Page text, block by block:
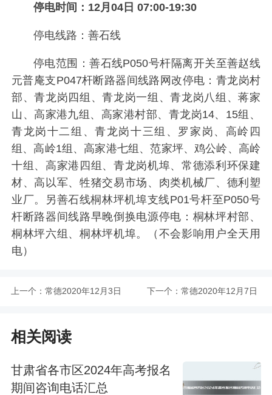
停电时间：12月04日 07:00-19:30
停电线路：善石线
停电范围：善石线P050号杆隔离开关至善赵线
元普庵支P047杆断路器间线路网改停电：青龙岗村
部、青龙岗四组、青龙岗一组、青龙岗八组、蒋家
山、高家港九组、高家港村部、青龙岗14、15组、
青龙岗十二组、青龙岗十三组、罗家岗、高岭四
组、高岭1组、高家港七组、范家坪、鸡公岭、高岭
十组、高家港四组、青龙岗机埠、常德添利环保建
材、高以军、牲猪交易市场、肉类机械厂、德利塑
业厂。另善石线桐林坪机埠支线P01号杆至P050号
杆断路器间线路早晚倒换电源停电：桐林坪村部、
桐林坪六组、桐林坪机埠。（不会影响用户全天用
电）
上一个： 常德2020年12月3日 下一个： 常德2020年12月7日
相关阅读
甘肃省各市区2024年高考报名
期间咨询电话汇总